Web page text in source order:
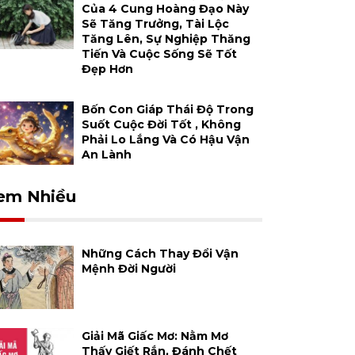
Của 4 Cung Hoàng Đạo Này
Sẽ Tăng Trưởng, Tài Lộc
Tăng Lên, Sự Nghiệp Thăng
Tiến Và Cuộc Sống Sẽ Tốt
Đẹp Hơn
Bốn Con Giáp Thái Độ Trong
Suốt Cuộc Đời Tốt , Không
Phải Lo Lắng Và Có Hậu Vận
An Lành
Nhiều
Những Cách Thay Đổi Vận
Mệnh Đời Người
Giải Mã Giấc Mơ: Nằm Mơ
Thấy Giết Rắn, Đánh Chết